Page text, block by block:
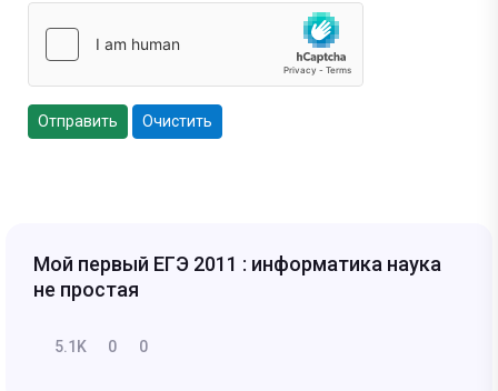
Отправить Очистить
Мой первый ЕГЭ 2011 : информатика наука
не простая
5.1K 0 0